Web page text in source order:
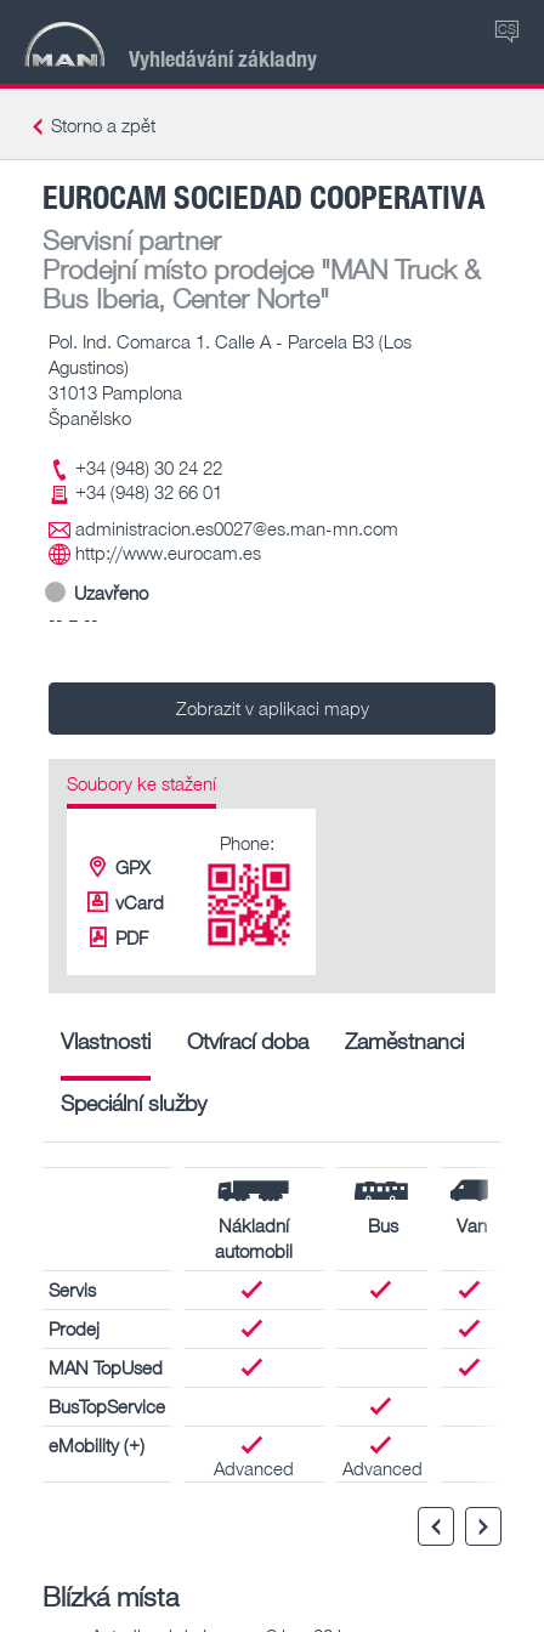
Vyhledávání základny
CS
Storno a zpět
EUROCAM SOCIEDAD COOPERATIVA
Servisní partner
Prodejní místo prodejce"MAN Truck &
Bus Iberia, Center Norte"
Pol. Ind. Comarca 1. Calle A - Parcela B3 (Los
Agustinos)
31013 Pamplona
Španělsko
+34 (948) 30 24 22
+34 (948) 32 66 01
administracion.es0027@es.man-mn.com
http://www.eurocam.es
Uzavřeno
-- – --
Zobrazit v aplikaci mapy
Soubory ke stažení
GPX
vCard
PDF
Phone:
Vlastnosti Otvírací doba Zaměstnanci
Speciální služby
Nákladní
automobil
Bus Van
Servis
Prodej
MAN TopUsed
BusTopService
eMobility (+)
Advanced
Advanced
Blízká místa